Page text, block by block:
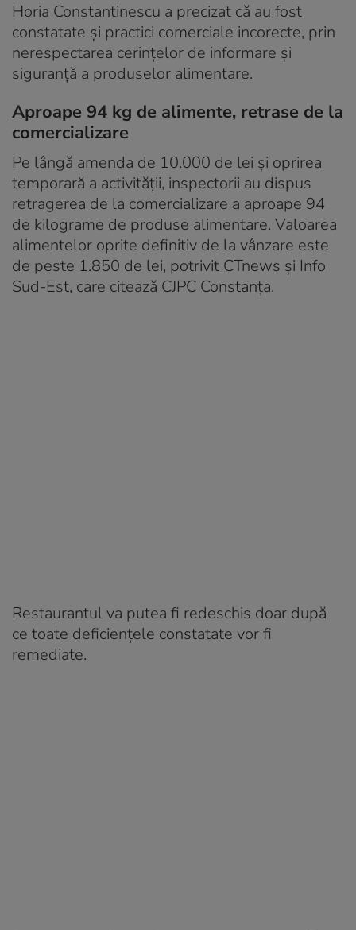
Horia Constantinescu a precizat că au fost
constatate și practici comerciale incorecte, prin
nerespectarea cerințelor de informare și
siguranță a produselor alimentare.
Aproape 94 kg de alimente, retrase de la
comercializare
Pe lângă amenda de 10.000 de lei și oprirea
temporară a activității, inspectorii au dispus
retragerea de la comercializare a aproape 94
de kilograme de produse alimentare. Valoarea
alimentelor oprite definitiv de la vânzare este
de peste 1.850 de lei, potrivit CTnews și Info
Sud-Est, care citează CJPC Constanța.
Restaurantul va putea fi redeschis doar după
ce toate deficiențele constatate vor fi
remediate.